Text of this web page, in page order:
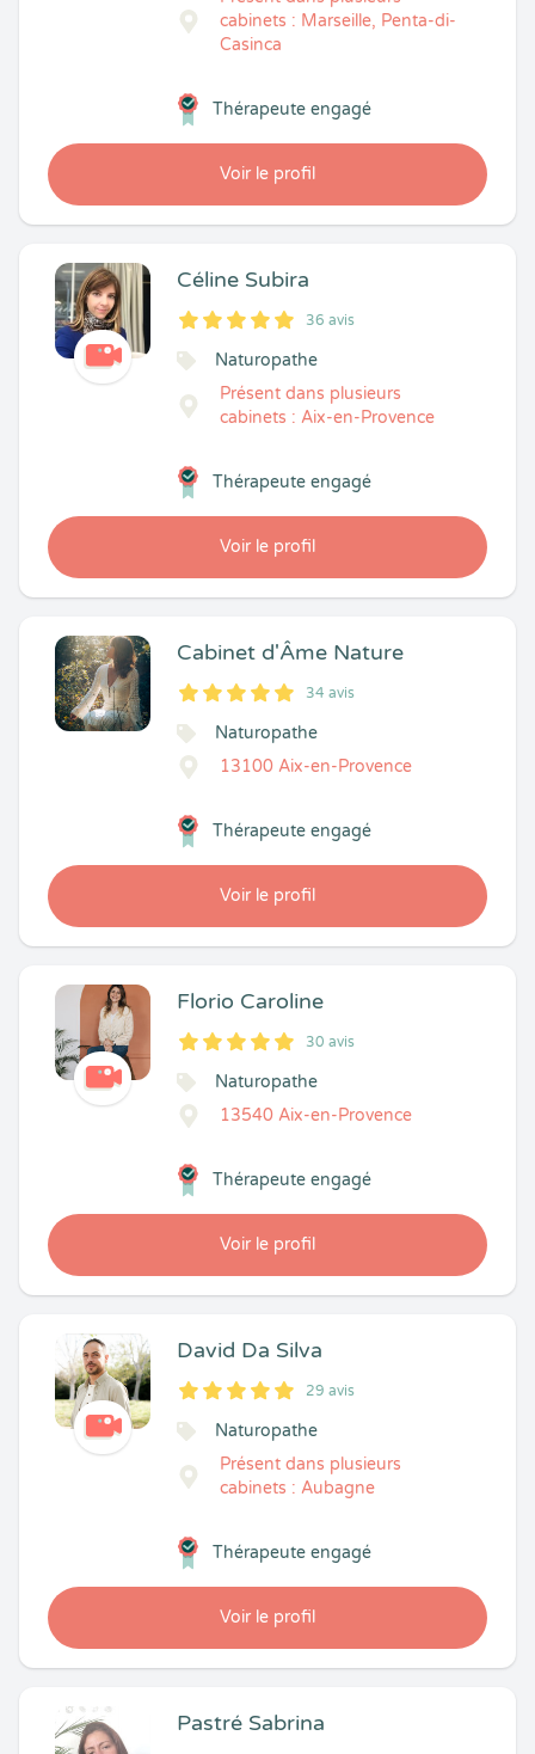
cabinets : Marseille, Penta-di-
Casinca
Voir le profil
Thérapeute engagé
Céline Subira
5
1
5
36 36 avis
Naturopathe
Présent dans plusieurs
cabinets : Aix-en-Provence
Voir le profil
Thérapeute engagé
Cabinet d'Âme Nature
5
1
5
34 34 avis
Naturopathe
13100 Aix-en-Provence
Voir le profil
Thérapeute engagé
Florio Caroline
5
1
5
30 30 avis
Naturopathe
13540 Aix-en-Provence
Voir le profil
Thérapeute engagé
David Da Silva
5
1
5
29 29 avis
Naturopathe
Présent dans plusieurs
cabinets : Aubagne
Voir le profil
Thérapeute engagé
Pastré Sabrina